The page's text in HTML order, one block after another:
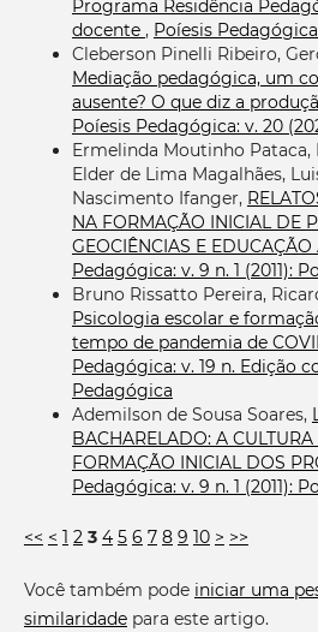
Programa Residência
docente , Poíesis
Cleberson Pinelli Ribeiro,
Mediação pedagógica, um
ausente? O que diz a
Poíesis Pedagógica: v. 20
Ermelinda Moutinho Pataca,
Elder de Lima Magalhães,
Nascimento Ifanger,
NA FORMAÇÃO INICIAL DE
GEOCIÊNCIAS E
Pedagógica: v. 9 n. 1 (2011):
Bruno Rissatto Pereira,
Psicologia escolar e
tempo de pandemia de
Pedagógica: v. 19 n. Edição
Pedagógica
Ademilson de Sousa Soares,
BACHARELADO: A
FORMAÇÃO INICIAL DOS
Pedagógica: v. 9 n. 1 (2011):
<< < 1 2 3 4 5 6 7 8 9 10 > >>
Você também pode iniciar uma
similaridadepara este artigo.